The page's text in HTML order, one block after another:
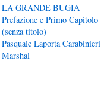
LA GRANDE BUGIA
Prefazione e Primo Capitolo
(senza titolo)
Pasquale Laporta Carabinieri
Marshal